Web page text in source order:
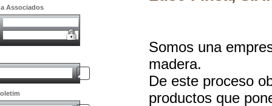
Associados
Somos una
madera.
De este proceso
productos que